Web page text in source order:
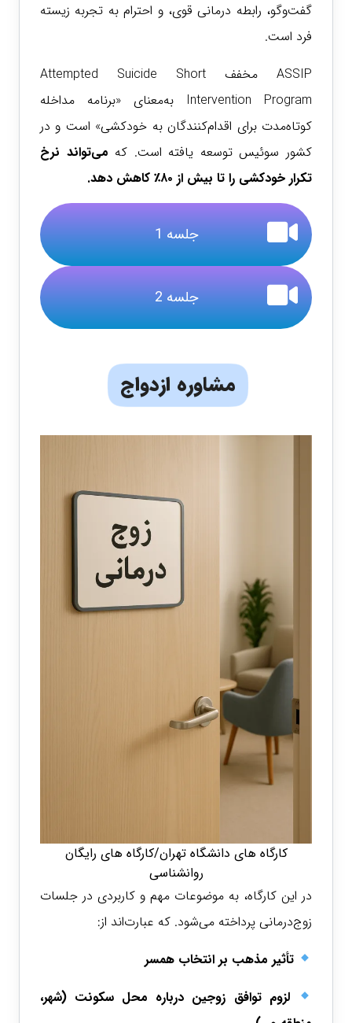
گفت‌وگو، رابطه درمانی قوی، و احترام به تجربه زیسته
فرد است.
ASSIP مخفف Attempted Suicide Short
Intervention Program به‌معنای «برنامه مداخله
کوتاه‌مدت برای اقدام‌کنندگان به خودکشی» است و در
کشور سوئیس توسعه یافته است. که می‌تواند نرخ
تکرار خودکشی را تا بیش از ۸۰٪ کاهش دهد .
جلسه 1
جلسه 2
مشاوره ازدواج
کارگاه های دانشگاه تهران/کارگاه های رایگان
روانشناسی
در این کارگاه، به موضوعات مهم و کاربردی در جلسات
زوج‌درمانی پرداخته می‌شود. که عبارت‌اند از:
تأثیر مذهب بر انتخاب همسر
لزوم توافق زوجین درباره محل سکونت (شهر،